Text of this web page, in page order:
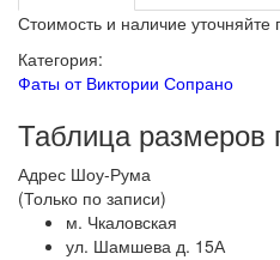
Стоимость и наличие
Категория:
Фаты от Виктории Сопрано
Таблица размеров
Адрес Шоу-Рума
(Только по записи)
м. Чкаловская
ул. Шамшева д. 15А